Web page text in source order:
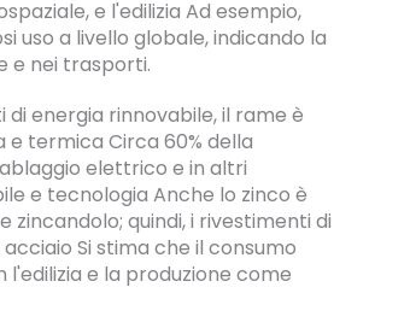
e l'edilizia Ad esempio,
uso a livello globale, indicando la
e nei trasporti.
energia rinnovabile, il rame è
termica Circa 60% della
elettrico e in altri
e tecnologia Anche lo zinco è
quindi, i rivestimenti di
Si stima che il consumo
l'edilizia e la produzione come